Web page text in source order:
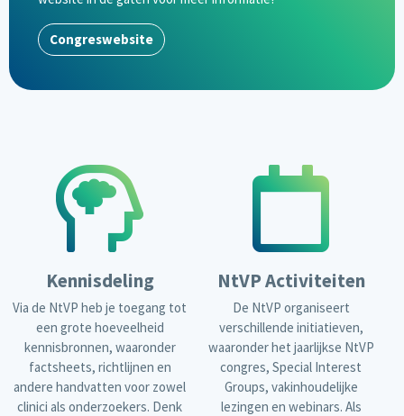
Congreswebsite
Kennisdeling
Via de NtVP heb je toegang tot
een grote hoeveelheid
kennisbronnen, waaronder
factsheets, richtlijnen en
andere handvatten voor zowel
clinici als onderzoekers. Denk
NtVP Activiteiten
De NtVP organiseert
verschillende initiatieven,
waaronder het jaarlijkse NtVP
congres, Special Interest
Groups, vakinhoudelijke
lezingen en webinars. Als